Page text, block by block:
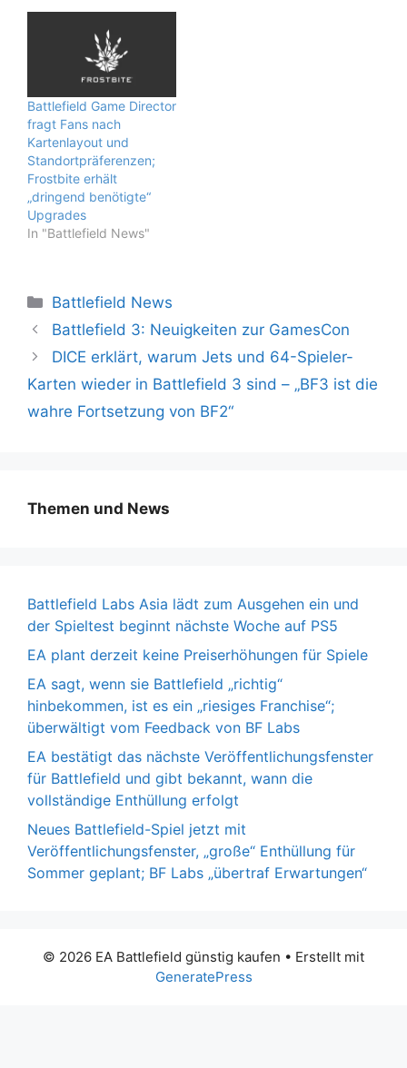
Battlefield Game Director
fragt Fans nach
Kartenlayout und
Standortpräferenzen;
Frostbite erhält
„dringend benötigte“
Upgrades
In "Battlefield News"
Kategorien
Battlefield News
Battlefield 3: Neuigkeiten zur GamesCon
DICE erklärt, warum Jets und 64-Spieler-
Karten wieder in Battlefield 3 sind – „BF3 ist die
wahre Fortsetzung von BF2“
Themen und News
Battlefield Labs Asia lädt zum Ausgehen ein und
der Spieltest beginnt nächste Woche auf PS5
EA plant derzeit keine Preiserhöhungen für Spiele
EA sagt, wenn sie Battlefield „richtig“
hinbekommen, ist es ein „riesiges Franchise“;
überwältigt vom Feedback von BF Labs
EA bestätigt das nächste Veröffentlichungsfenster
für Battlefield und gibt bekannt, wann die
vollständige Enthüllung erfolgt
Neues Battlefield-Spiel jetzt mit
Veröffentlichungsfenster, „große“ Enthüllung für
Sommer geplant; BF Labs „übertraf Erwartungen“
© 2026 EA Battlefield günstig kaufen • Erstellt mit
GeneratePress